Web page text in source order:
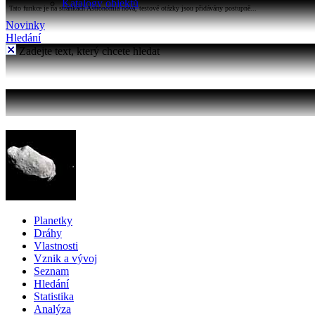
Katalogy objektů
Tato funkce je na stránkách Astronomia nová, testové otázky jsou přidávány postupně...
Novinky
Hledání
Zadejte text, který chcete hledat
Planetky
Dráhy
Vlastnosti
Vznik a vývoj
Seznam
Hledání
Statistika
Analýza